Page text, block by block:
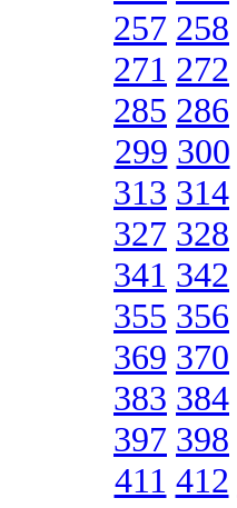
257 258
271 272
285 286
299 300
313 314
327 328
341 342
355 356
369 370
383 384
397 398
411 412